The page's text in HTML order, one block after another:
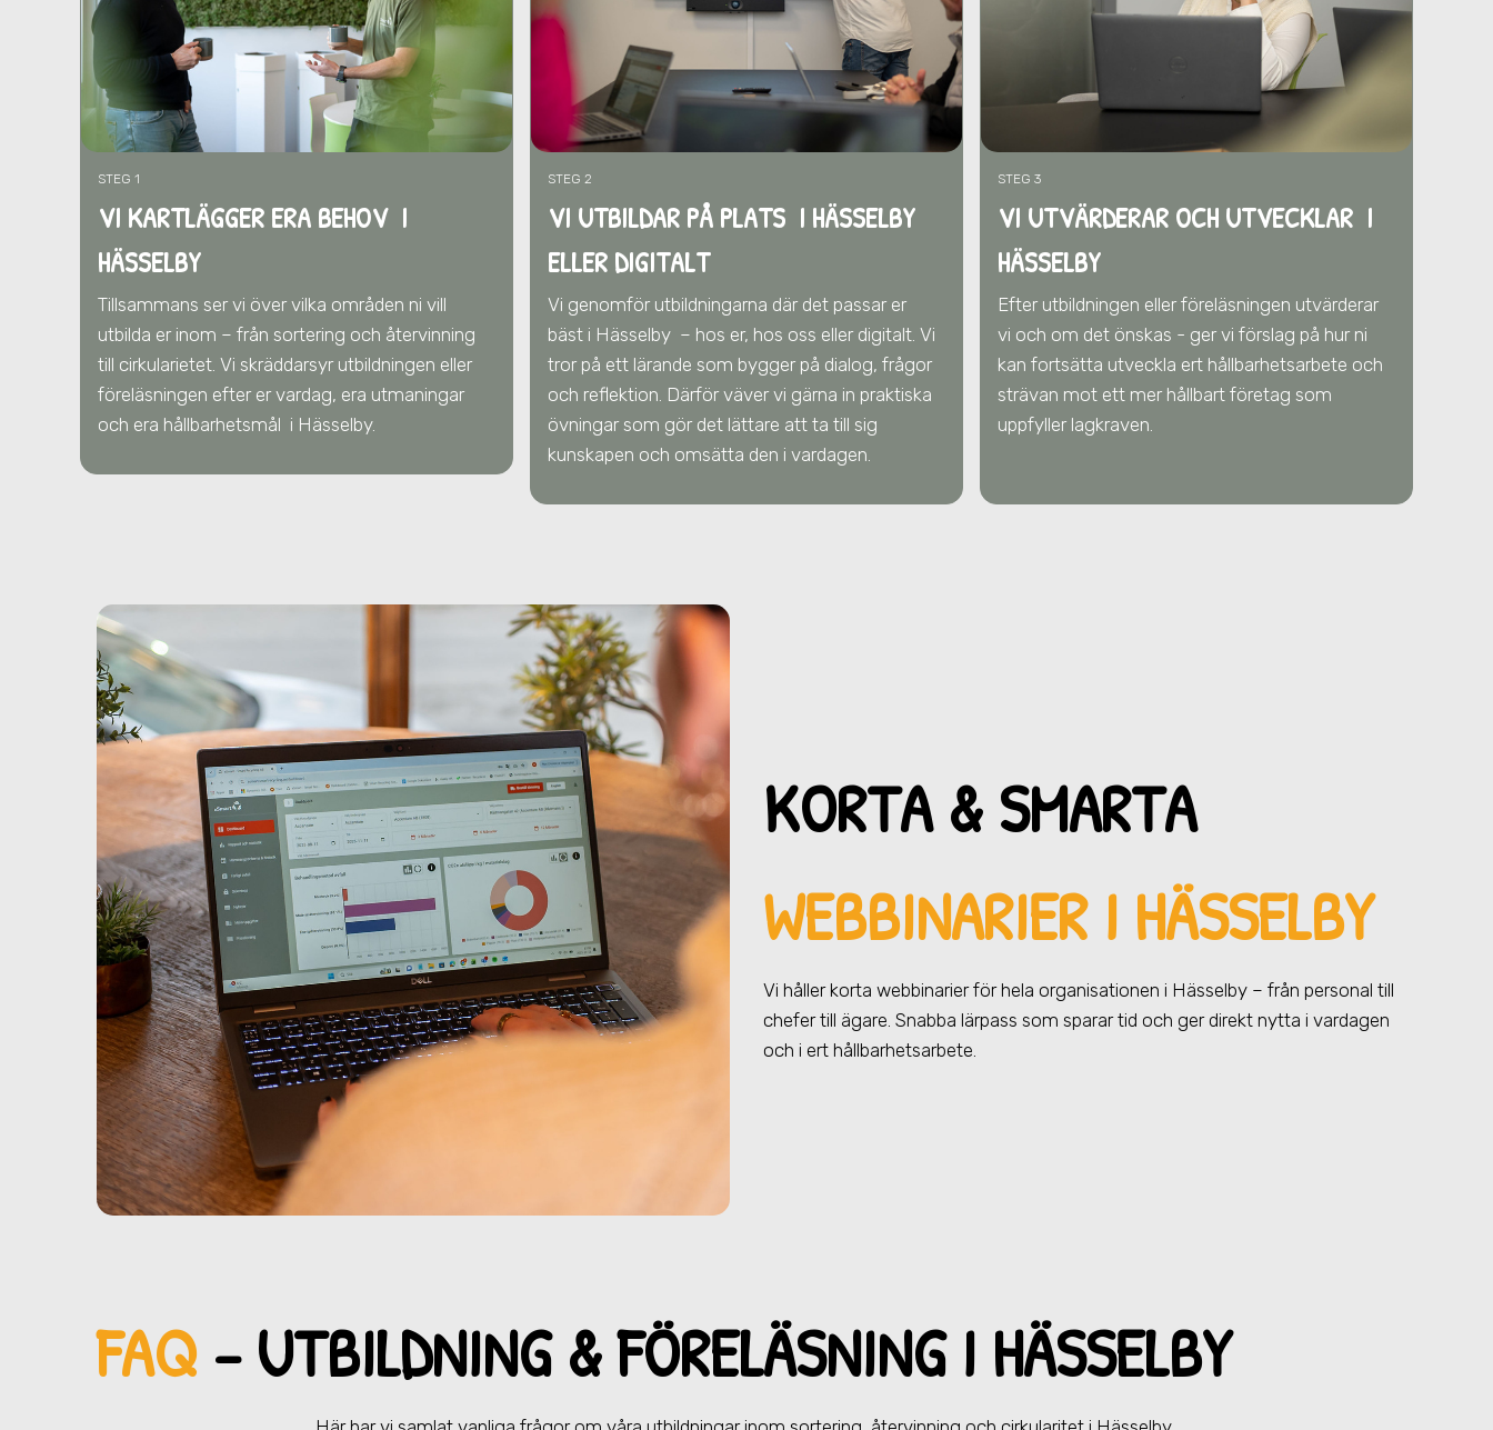
STEG 1
VI KARTLÄGGER ERA BEHOV I
HÄSSELBY
Tillsammans ser vi över vilka områden ni vill
utbilda er inom – från sortering och återvinning
till cirkularietet. Vi skräddarsyr utbildningen eller
föreläsningen efter er vardag, era utmaningar
och era hållbarhetsmål i Hässelby.
STEG 2
VI UTBILDAR PÅ PLATS I HÄSSELBY
ELLER DIGITALT
Vi genomför utbildningarna där det passar er
bäst i Hässelby – hos er, hos oss eller digitalt. Vi
tror på ett lärande som bygger på dialog, frågor
och reflektion. Därför väver vi gärna in praktiska
övningar som gör det lättare att ta till sig
kunskapen och omsätta den i vardagen.
STEG 3
VI UTVÄRDERAR OCH UTVECKLAR I
HÄSSELBY
Efter utbildningen eller föreläsningen utvärderar
vi och om det önskas - ger vi förslag på hur ni
kan fortsätta utveckla ert hållbarhetsarbete och
strävan mot ett mer hållbart företag som
uppfyller lagkraven.
KORTA & SMARTA
WEBBINARIER I HÄSSELBY
Vi håller korta webbinarier för hela organisationen i Hässelby – från personal till
chefer till ägare. Snabba lärpass som sparar tid och ger direkt nytta i vardagen
och i ert hållbarhetsarbete.
FAQ– UTBILDNING & FÖRELÄSNINGI HÄSSELBY